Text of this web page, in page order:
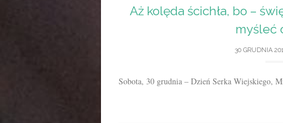
Aż kolęda ścichła, bo –
myśleć
30 GRUDNIA
Sobota, 30 grudnia – Dzień Serka Wiejskiego,